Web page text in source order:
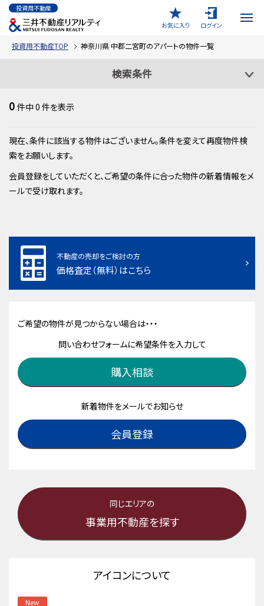
投資用不動産
お気に入り
ログイン
投資用不動産TOP 神奈川県 中郡二宮町のアパートの物件一覧
検索条件
0 件中0 件を表示
現在、条件に該当する物件はございません。条件を変えて再度物件検
索をお願いします。
会員登録をしていただくと、ご希望の条件に合った物件の新着情報をメ
ールで受け取れます。
不動産の売却をご検討の方
価格査定（無料）はこちら
ご希望の物件が見つからない場合は・・・
問い合わせフォームに希望条件を入力して
購入相談
新着物件をメールでお知らせ
会員登録
同じエリアの
事業用不動産を探す
アイコンについて
New